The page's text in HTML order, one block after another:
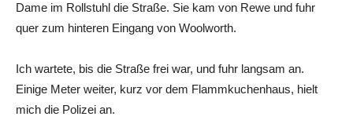
Dame im Rollstuhl die Straße. Sie kam von Rewe und fuhr
quer zum hinteren Eingang von Woolworth.
Ich wartete, bis die Straße frei war, und fuhr langsam an.
Einige Meter weiter, kurz vor dem Flammkuchenhaus, hielt
mich die Polizei an.